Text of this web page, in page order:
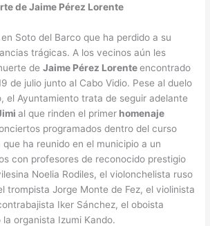
de Jaime Pérez Lorente
Soto del Barco que ha perdido a su
trágicas. A los vecinos aún les
deJaime Pérez Lorenteencontrado
de julio junto al Cabo Vidio. Pese al duelo
el Ayuntamiento trata de seguir adelante
al que rinden el primer homenaje
programados dentro del curso
ha reunido en el municipio a un
con profesores de reconocido prestigio
Noelia Rodiles, el violonchelista ruso
trompista Jorge Monte de Fez, el violinista
Iker Sánchez, el oboista
organista Izumi Kando.